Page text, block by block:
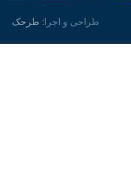
طراحی و اجرا: طرحک